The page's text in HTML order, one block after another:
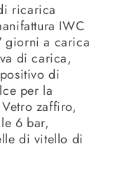
ricarica
IWC
giorni a carica
di carica,
di
per la
zaffiro,
6 bar,
di vitello di